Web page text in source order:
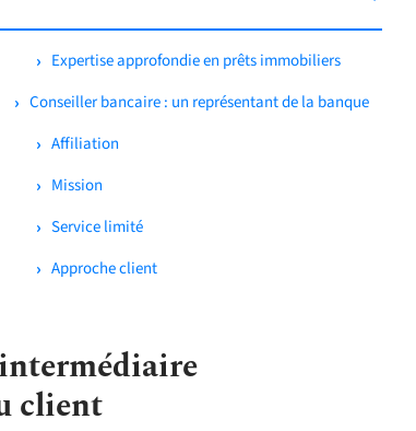
Expertise approfondie en prêts immobiliers
Conseiller bancaire : un représentant de la banque
Affiliation
Mission
Service limité
Approche client
client